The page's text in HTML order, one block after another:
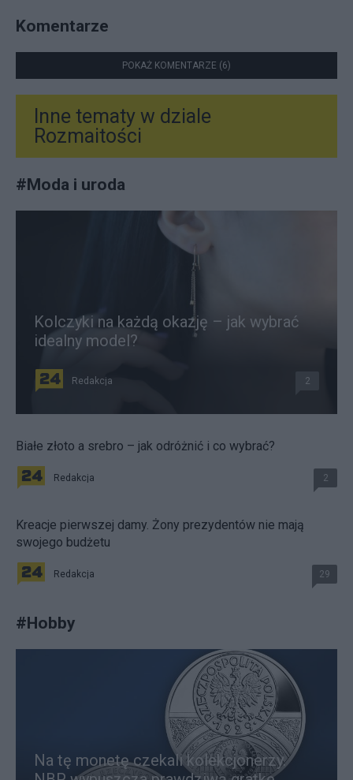
Komentarze
POKAŻ KOMENTARZE (6)
Inne tematy w dziale
Rozmaitości
#Moda i uroda
Kolczyki na każdą okazję – jak wybrać
idealny model?
Redakcja 2
Białe złoto a srebro – jak odróżnić i co wybrać?
Redakcja 2
Kreacje pierwszej damy. Żony prezydentów nie mają
swojego budżetu
Redakcja 29
#Hobby
Na tę monetę czekali kolekcjonerzy.